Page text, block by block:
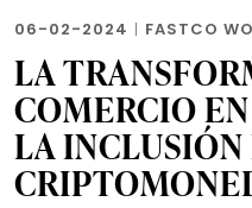
06-02-2024 | FASTCO
LA
COMERCIO
LA INCLUSIÓN